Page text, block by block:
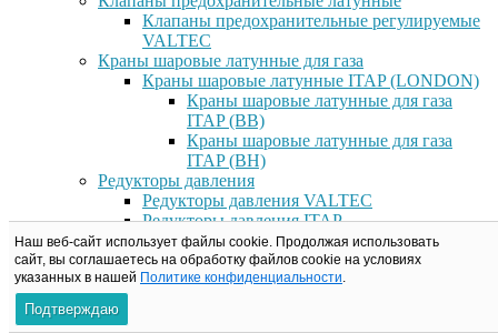
Клапаны предохранительные регулируемые
VALTEC
Краны шаровые латунные для газа
Краны шаровые латунные ITAP (LONDON)
Краны шаровые латунные для газа
ITAP (ВВ)
Краны шаровые латунные для газа
ITAP (ВН)
Редукторы давления
Редукторы давления VALTEC
Редукторы давления ITAP
Редукторы давление RBM
Фильтры латунные
Фильтры латунные VALTEC
Наш веб-сайт использует файлы cookie. Продолжая использовать
сайт, вы соглашаетесь на обработку файлов сookie на условиях
указанных в нашей Политике конфиденциальности.
Подтверждаю